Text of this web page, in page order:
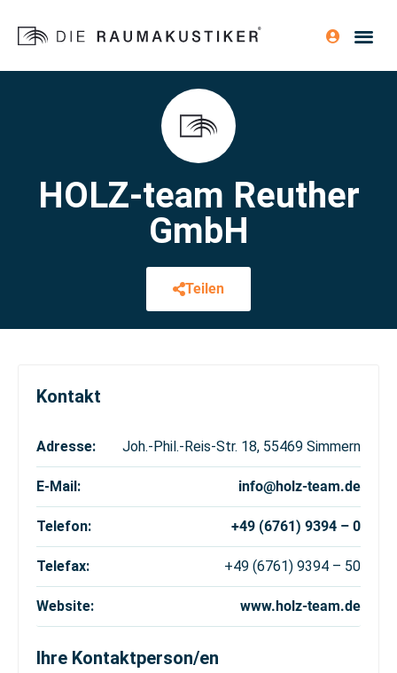
HOLZ-team Reuther
GmbH
Teilen
Kontakt
Adresse: Joh.-Phil.-Reis-Str. 18, 55469 Simmern
E-Mail: info@holz-team.de
Telefon: +49 (6761) 9394 – 0
Telefax: +49 (6761) 9394 – 50
Website: www.holz-team.de
Ihre Kontaktperson/en